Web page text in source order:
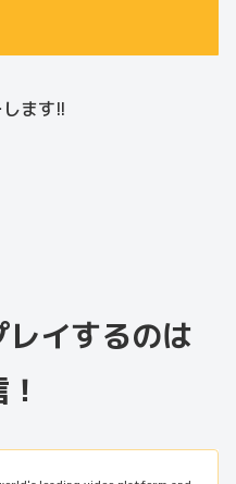
ます!!
イするのは